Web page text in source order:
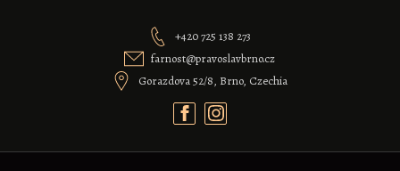
+420 725 138 273
farnost@pravoslavbrno.cz
Gorazdova 52/8, Brno, Czechia